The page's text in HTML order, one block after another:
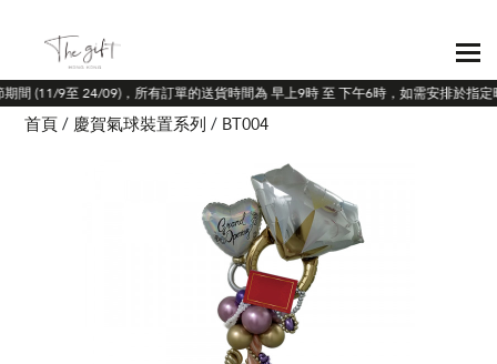
間 (11/9至 24/09)，所有訂單的送貨時間為 早上9時 至 下午6時，如需安排於指定
首頁 慶賀氣球裝置系列 BT004